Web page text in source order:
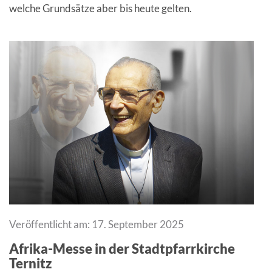
welche Grundsätze aber bis heute gelten.
Veröffentlicht am: 17. September 2025
Afrika-Messe in der Stadtpfarrkirche
Ternitz